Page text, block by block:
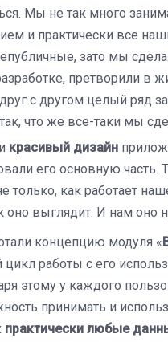
Мы не так много
и практически все
зато мы
претворили в
с другом целый ряд
что же все-таки мы
красивый дизайн
его основную часть.
только, как работает
оно выглядит. И нам оно
концепцию модуля «
работы с его
этому у каждого
принимать и
практически любые